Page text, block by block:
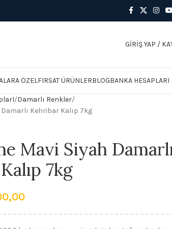
GIRIŞ YAP /
ÖZELFIRSAT ÜRÜNLERBLOGBANKA HESAPLARI
Damarlı Renkler
Kehribar Kalıp 7kg
Mavi Siyah
7kg